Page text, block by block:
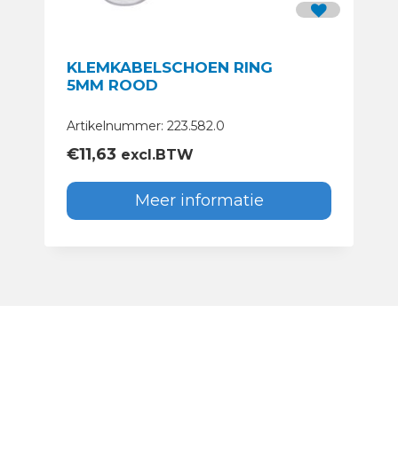
KLEMKABELSCHOEN RING
5MM ROOD
Artikelnummer: 223.582.0
€11,63 excl.BTW
Meer informatie